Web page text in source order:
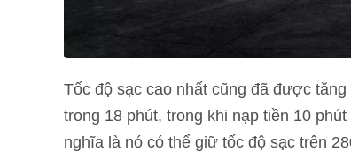
Tốc độ sạc cao nhất cũng đã được
trong 18 phút, trong khi nạp tiền 10
nghĩa là nó có thể giữ tốc độ sạc trên